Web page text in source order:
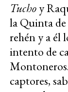
Tuchoy
la Quinta
rehén y a él
intento de
captores,